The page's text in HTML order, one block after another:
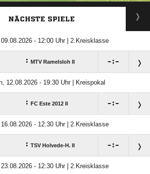
ANZEIGE
NÄCHSTE SPIELE
- 12:00 Uhr | 2.Kreisklasse
: MTV Ramelsloh II :
12.08.2026 - 19:30 Uhr | Kreispokal
: FC Este 2012 II :
- 12:30 Uhr | 2.Kreisklasse
: TSV Holvede-H. II :
- 12:30 Uhr | 2.Kreisklasse